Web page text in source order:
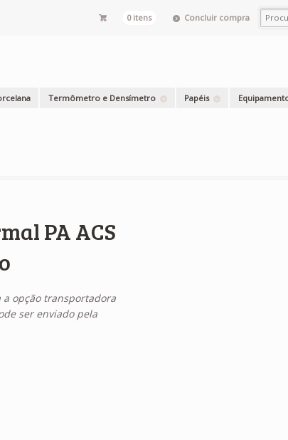
0 itens Concluir compra
Termômetro e Densímetro Papéis
PA ACS
a opção transportadora
ser enviado pela